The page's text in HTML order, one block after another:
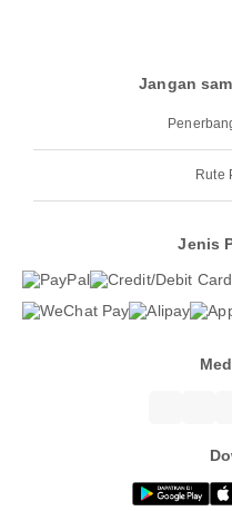
Jangan
Rute
Jenis